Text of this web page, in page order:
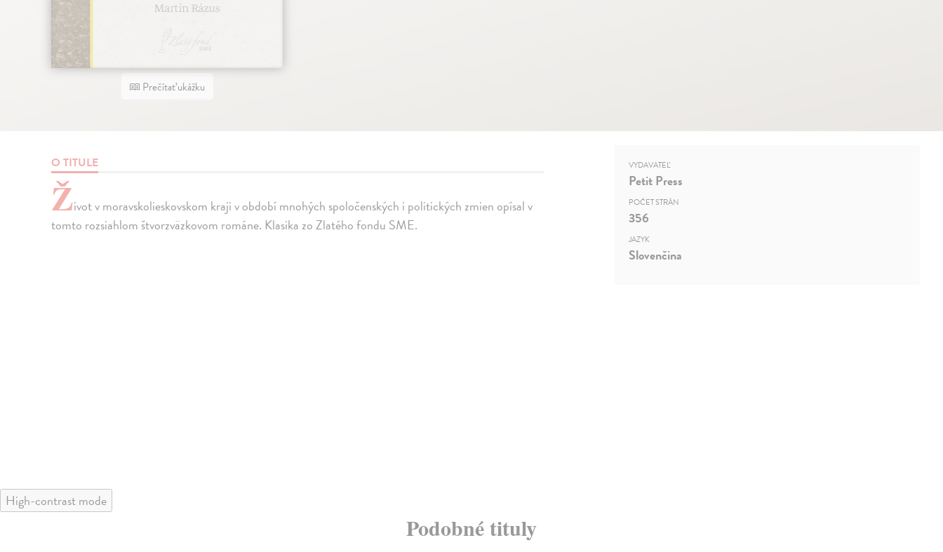
Prečítať ukážku
O TITULE
Život v moravskolieskovskom kraji v období mnohých spoločenských i politických zmien opísal v
tomto rozsiahlom štvorzväzkovom románe. Klasika zo Zlatého fondu SME.
VYDAVATEĽ
Petit Press
POČET STRÁN
356
JAZYK
Slovenčina
High-contrast mode
Podobné tituly